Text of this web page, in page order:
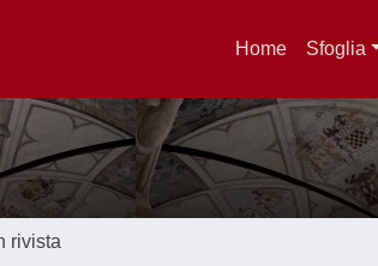
Home Sfoglia
rivista